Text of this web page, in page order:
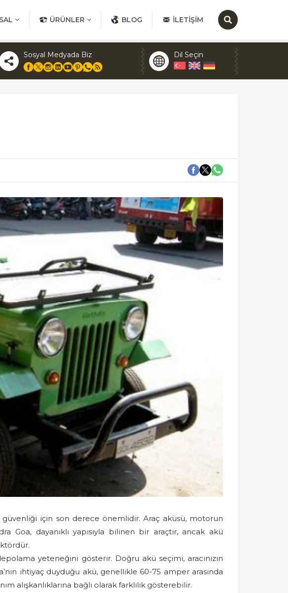
ÜRÜNLER BLOG İLETIŞIM
Sosyal Medyada Biz Dil Seçin
güvenliği için son derece önemlidir. Araç aküsü, motorun
dayanıklı yapısıyla bilinen bir araçtır, ancak akü
yeteneğini gösterir. Doğru akü seçimi, aracınızın
ihtiyaç duyduğu akü, genellikle 60-75 amper arasında
alışkanlıklarına bağlı olarak farklılık gösterebilir.